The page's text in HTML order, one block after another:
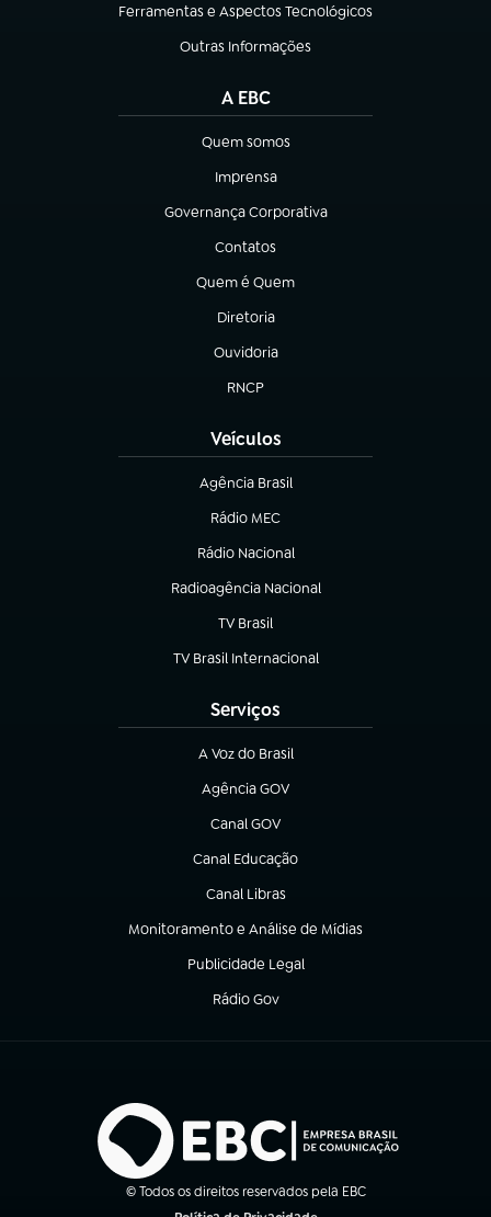
Ferramentas e Aspectos Tecnológicos
(abre em nova aba)
Outras Informações
(abre em nova aba)
A EBC
Quem somos
(abre em nova aba)
Imprensa
(abre em nova aba)
Governança Corporativa
(abre em nova aba)
Contatos
(abre em nova aba)
Quem é Quem
(abre em nova aba)
Diretoria
(abre em nova aba)
Ouvidoria
(abre em nova aba)
RNCP
(abre em nova aba)
Veículos
Agência Brasil
(abre em nova aba)
Rádio MEC
(abre em nova aba)
Rádio Nacional
Radioagência Nacional
(abre em nova aba)
TV Brasil
(abre em nova aba)
TV Brasil Internacional
(abre em nova aba)
Serviços
A Voz do Brasil
(abre em nova aba)
Agência GOV
(abre em nova aba)
Canal GOV
(abre em nova aba)
Canal Educação
(abre em nova aba)
Canal Libras
(abre em nova aba)
Monitoramento e Análise de Mídias
(abre em nova aba)
Publicidade Legal
(abre em nova aba)
Rádio Gov
(abre em nova aba)
© Todos os direitos reservados pela EBC